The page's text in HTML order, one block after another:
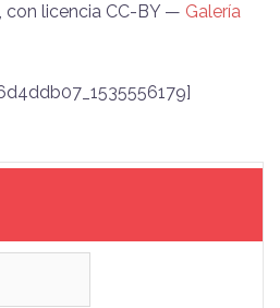
con licencia CC-BY — Galería